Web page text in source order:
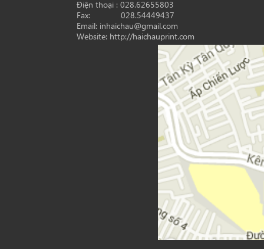
Điện thoại : 028.62655803
Fax: 028.54449437
Email: inhaichau@gmail.com
Website: http://haichauprint.com